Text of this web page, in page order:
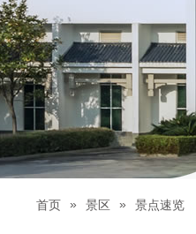
首页 » 景区 » 景点速览